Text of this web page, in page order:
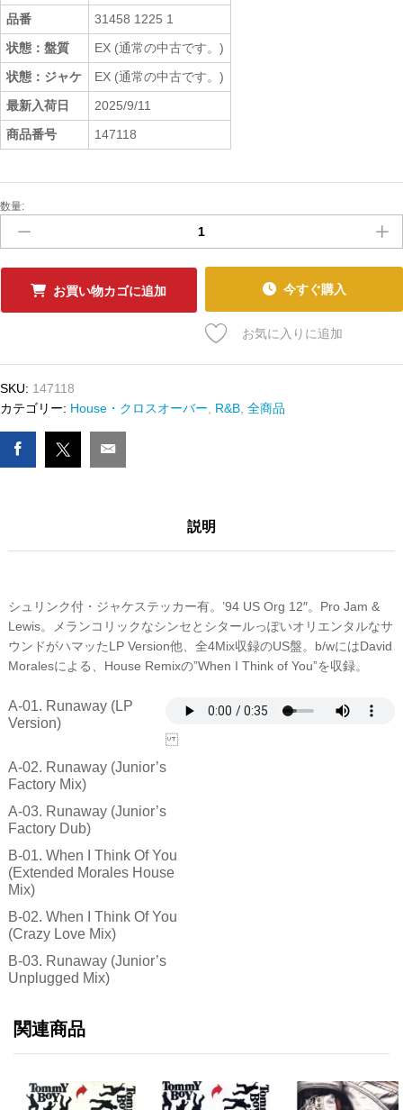
品番
31458 1225 1
状態：盤質
EX (通常の中古です。)
状態：ジャケ
EX (通常の中古です。)
最新入荷日
2025/9/11
商品番号
147118
中
ﾚ
ｺ
ﾄﾞ
-
RUNAWAY
数
数量:
お買い物カゴに追加 今すぐ購入
お気に入りに追加
SKU: 147118
カテゴリー: House・クロスオーバー R&B 全商品
説明
シュリンク付・ジャケステッカー有。’94 US Org 12″。Pro Jam &
Lewis。メランコリックなシンセとシタールっぽいオリエンタルなサ
ウンドがハマッたLP Version他、全4Mix収録のUS盤。b/wにはDavid
Moralesによる、House Remixの”When I Think of You”を収録。
A-01. Runaway (LP
Version)
A-02. Runaway (Junior’s
Factory Mix)
A-03. Runaway (Junior’s
Factory Dub)
B-01. When I Think Of You
(Extended Morales House
Mix)
B-02. When I Think Of You
(Crazy Love Mix)
B-03. Runaway (Junior’s
Unplugged Mix)
関連商品